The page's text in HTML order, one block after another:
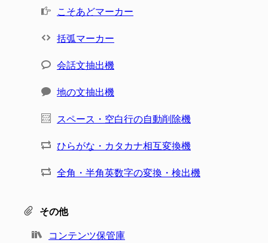
こそあどマーカー
括弧マーカー
会話文抽出機
地の文抽出機
スペース・空白行の自動削除機
ひらがな・カタカナ相互変換機
全角・半角英数字の変換・検出機
その他
コンテンツ保管庫